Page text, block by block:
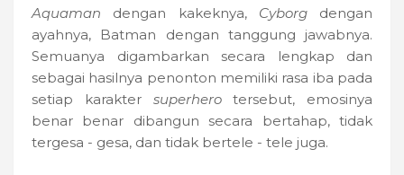
Aquaman dengan kakeknya, Cyborg dengan
ayahnya, Batman dengan tanggung jawabnya.
Semuanya digambarkan secara lengkap dan
sebagai hasilnya penonton memiliki rasa iba pada
setiap karakter superherotersebut, emosinya
benar benar dibangun secara bertahap, tidak
tergesa - gesa, dan tidak bertele - tele juga.